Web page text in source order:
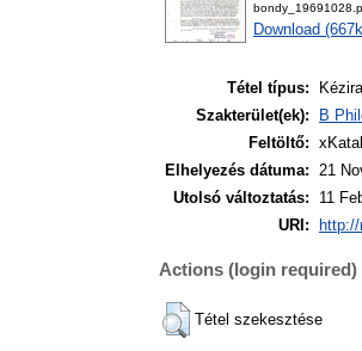
Download
Tétel típus:
Szakterület(ek):
B
Feltöltő:
Elhelyezés dátuma: 21
Utolsó változtatás:
11
URI:
Actions (login required)
Tétel szekesztése